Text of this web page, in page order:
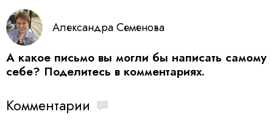
Александра Семенова
А какое письмо вы могли бы написать самому
себе? Поделитесь в комментариях.
Комментарии